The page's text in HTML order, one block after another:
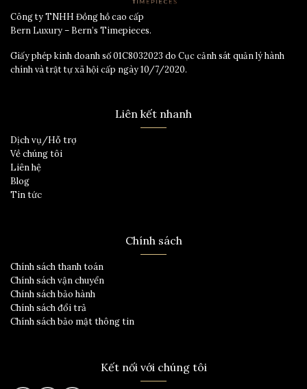
Công ty TNHH Đồng hồ cao cấp
Bern Luxury – Bern’s Timepieces.
Giấy phép kinh doanh số 01C8032023 do Cục cảnh sát quản lý hành
chính và trật tự xã hội cấp ngày 10/7/2020.
Liên kết nhanh
Dịch vụ/Hỗ trợ
Về chúng tôi
Liên hệ
Blog
Tin tức
Chính sách
Chính sách thanh toán
Chính sách vận chuyển
Chính sách bảo hành
Chính sách đổi trả
Chính sách bảo mật thông tin
Kết nối với chúng tôi